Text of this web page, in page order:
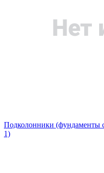
Подколонники (фундаменты
1)